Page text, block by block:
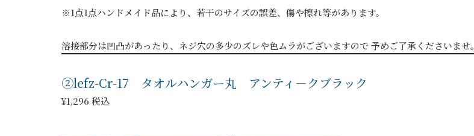
※1点1点ハンドメイド品により、若干のサイズの誤差、傷や擦れ等があります。
溶接部分は凹凸があったり、ネジ穴の多少のズレや色ムラがございますので 予めご了承くださいませ。
②lefz-Cr-17 タオルハンガー丸 アンティ－クブラック
¥1,296 税込